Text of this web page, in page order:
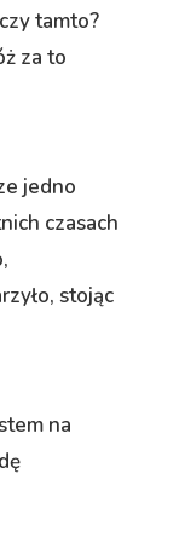
tamto?
za to
jedno
czasach
stojąc
na